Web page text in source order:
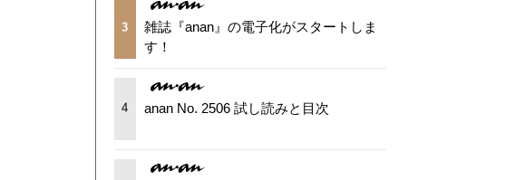
3
雑誌『anan』の電子化がスタートしま
す！
4 anan No. 2506 試し読みと目次